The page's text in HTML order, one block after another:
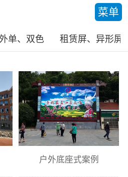
菜单
单、双色 租赁屏、异形屏
户外底座式案例